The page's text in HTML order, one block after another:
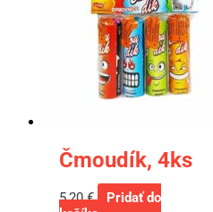
Čmoudík, 4ks
5,20€
Pridať do